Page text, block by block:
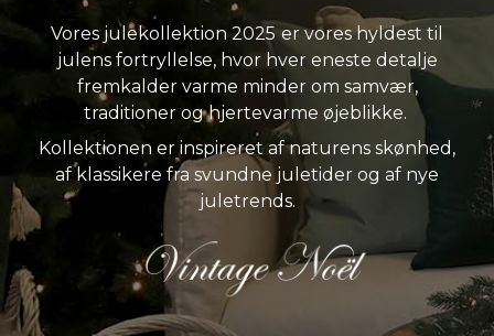
Vores julekollektion 2025 er vores hyldest til
julens fortryllelse, hvor hver eneste detalje
fremkalder varme minder om samvær,
traditioner og hjertevarme øjeblikke.
Kollektionen er inspireret af naturens skønhed,
af klassikere fra svundne juletider og af nye
juletrends.